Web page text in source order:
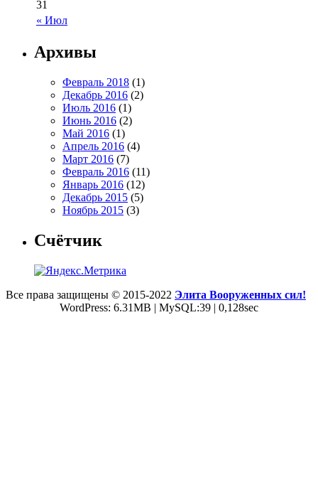
« Июл
31
Архивы
Февраль 2018 (1)
Декабрь 2016 (2)
Июль 2016 (1)
Июнь 2016 (2)
Май 2016 (1)
Апрель 2016 (4)
Март 2016 (7)
Февраль 2016 (11)
Январь 2016 (12)
Декабрь 2015 (5)
Ноябрь 2015 (3)
Счётчик
Все права защищены © 2015-2022 Элита Вооруженных сил!
WordPress: 6.31MB | MySQL:39 | 0,128sec